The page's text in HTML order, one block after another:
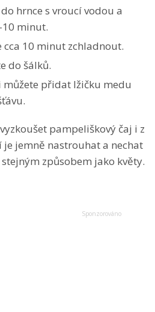
hrnce s vroucí vodou a
minut.
cca 10 minut zchladnout.
do šálků.
můžete přidat lžičku medu
pampeliškový čaj i z
je jemně nastrouhat a nechat
způsobem jako květy.